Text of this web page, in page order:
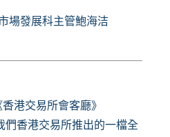
場發展科主管鮑海洁
港交易所會客廳》
們香港交易所推出的一檔全